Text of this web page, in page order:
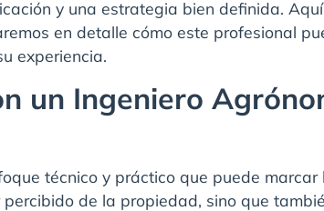
y una estrategia bien definida.
en detalle cómo este profesional
experiencia.
un Ingeniero
técnico y práctico que puede
de la propiedad, sino que